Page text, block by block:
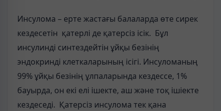
Инсулома – ерте жастағы балаларда өте сирек
кездесетін қатерлі де қатерсіз ісік. Бұл
инсулинді синтездейтін ұйқы безінің
эндокринді клеткаларының ісігі. Инсуломаның
99% ұйқы безінің ұлпаларында кездессе, 1%
бауырда, он екі елі ішекте, аш және тоқ ішіекте
кездеседі. Қатерсіз инсулома тек қана